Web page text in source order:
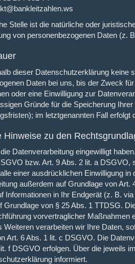
Stelle ist die natürliche oder
von personenbezogenen Daten (z.
dieser Datenschutzerklärung keine
Daten bei uns, bis der Zweck
oder eine Einwilligung zur
Gründe für die Speicherung
im letztgenannten Fall
Hinweise zu den
Datenverarbeitung eingewilligt
bzw. Art. 9 Abs. 2 lit. a
einer ausdrücklichen Einwilligung
außerdem auf Grundlage von
Informationen in Ihr Endgerät (z. B.
Grundlage von § 25 Abs. 1 TTDSG.
vorvertraglicher Maßnahmen
Weiteren verarbeiten wir Ihre Daten,
Art. 6 Abs. 1 lit. c DSGVO. Die
f DSGVO erfolgen. Über die jeweils
informiert.